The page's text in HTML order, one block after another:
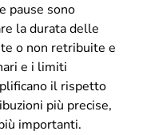
pause sono
la durata delle
o non retribuite e
e i limiti
il rispetto
più precise,
importanti.